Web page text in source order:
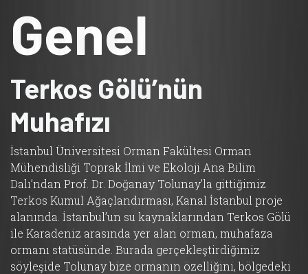
Genel
Terkos Gölü’nün
Muhafızı
İstanbul Üniversitesi Orman Fakültesi Orman
Mühendisliği Toprak İlmi ve Ekoloji Ana Bilim
Dalı’ndan Prof. Dr. Doğanay Tolunay’la gittiğimiz
Terkos Kumul Ağaçlandırması, Kanal İstanbul proje
alanında. İstanbul’un su kaynaklarından Terkos Gölü
ile Karadeniz arasında yer alan orman, muhafaza
ormanı statüsünde. Burada gerçekleştirdiğimiz
söyleşide Tolunay bize ormanın özelliğini, bölgedeki